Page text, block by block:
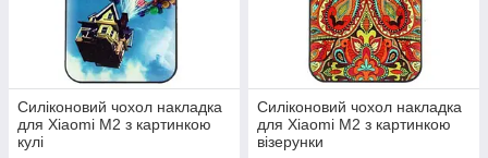
Силіконовий чохол накладка
для Xiaomi M2 з картинкою
кулі
Силіконовий чохол накладка
для Xiaomi M2 з картинкою
візерунки